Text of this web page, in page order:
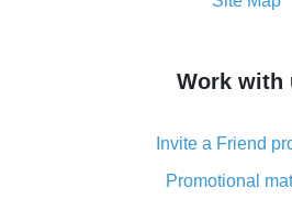
simple
8% cash back on AliExpress -
real thing
Work with
Invite a Friend
Promotional